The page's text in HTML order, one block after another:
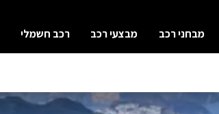
מבחני רכב מבצעי רכב רכב חשמלי